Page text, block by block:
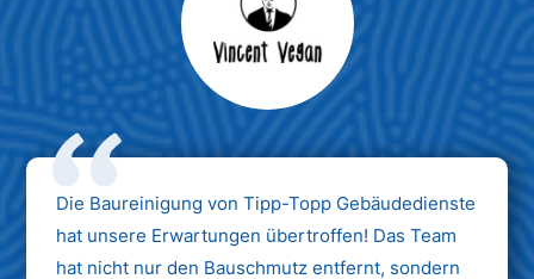
Max Mustermann
Unternehmen AG
Die Baureinigung von Tipp-Topp Gebäudedienste
hat unsere Erwartungen übertroffen! Das Team
hat nicht nur den Bauschmutz entfernt, sondern